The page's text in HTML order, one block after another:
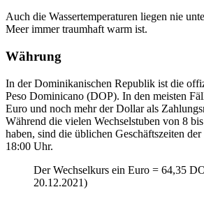
Auch die Wassertemperaturen liegen nie
Meer immer traumhaft warm ist.
Währung
In der Dominikanischen Republik ist die
Peso Dominicano (DOP). In den meisten
Euro und noch mehr der Dollar als
Während die vielen Wechselstuben von 8
haben, sind die üblichen Geschäftszeiten
18:00 Uhr.
Der Wechselkurs ein Euro = 64,35
20.12.2021)